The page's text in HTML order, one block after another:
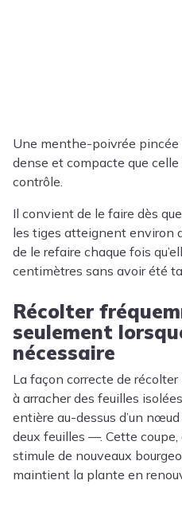
Une menthe-poivrée pincée
dense et compacte que celle
contrôle.
Il convient de le faire dès
les tiges atteignent environ
de le refaire chaque fois
centimètres sans avoir été
Récolter
seulement
nécessaire
La façon correcte de
à arracher des feuilles
entière au-dessus d’un
deux feuilles —. Cette
stimule de nouveaux
maintient la plante en